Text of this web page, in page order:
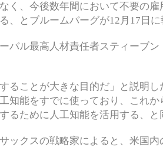
く、今後数年間において不要の
、とブルームバーグが12月17日
バル最高人材責任者スティーブン
ることが大きな目的だ」と説明
知能をすでに使っており、これ
るために人工知能を活用する、
ックスの戦略家によると、米国内